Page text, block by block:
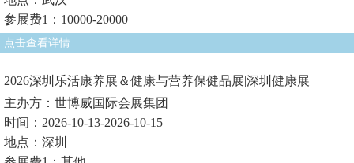
参展费1：10000-20000
点击查看详情
2026深圳乐活康养展＆健康与营养保健品展|深圳健康展
主办方：世博威国际会展集团
时间：2026-10-13-2026-10-15
地点：深圳